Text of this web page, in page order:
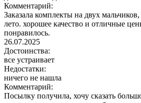
Комментарий:
Заказала комплекты на двух
лето. хорошее качество и отличные
понравилось.
26.07.2025
Достоинства:
все устраивает
Недостатки:
ничего не нашла
Комментарий:
Посылку получила, хочу сказать